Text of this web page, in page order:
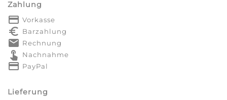
Zahlung
payment Vorkasse
euro_symbol Barzahlung
markunread Rechnung
touch_app Nachnahme
credit_card PayPal
Lieferung